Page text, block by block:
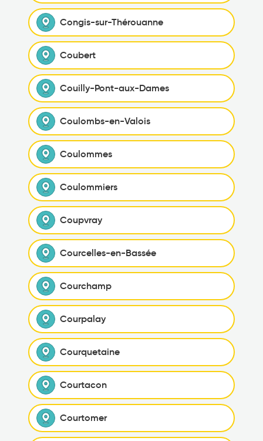
Congis-sur-Thérouanne
Coubert
Couilly-Pont-aux-Dames
Coulombs-en-Valois
Coulommes
Coulommiers
Coupvray
Courcelles-en-Bassée
Courchamp
Courpalay
Courquetaine
Courtacon
Courtomer